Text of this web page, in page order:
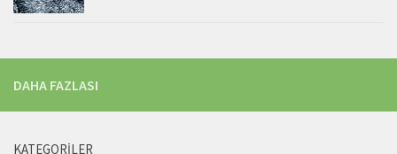
DAHA FAZLASI
KATEGORILER